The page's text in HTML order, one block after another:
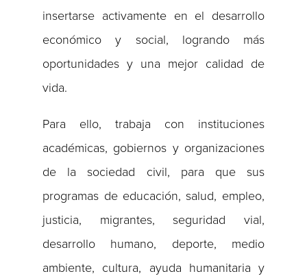
insertarse activamente en el desarrollo
económico y social, logrando más
oportunidades y una mejor calidad de
vida.
Para ello, trabaja con instituciones
académicas, gobiernos y organizaciones
de la sociedad civil, para que sus
programas de educación, salud, empleo,
justicia, migrantes, seguridad vial,
desarrollo humano, deporte, medio
ambiente, cultura, ayuda humanitaria y